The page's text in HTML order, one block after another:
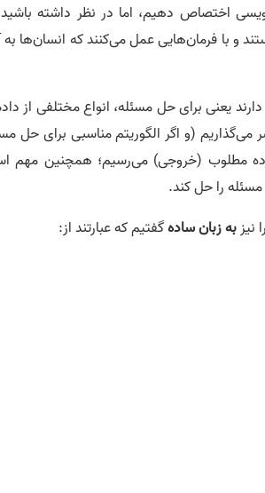
اختصاص دهیم، اما در نظر داشته
و با فرمان‌هایی عمل می‌کنند که انسان‌ها به
یعنی برای حل مسئله، انواع مختلفی از
(و اگر الگوریتم مناسبی برای حل
مطلوب (خروجی) می‌رسیم؛ همچنین مهم
مسئله را حل کند.
را نیزبه زبان سادهگفتیم که عبارتند از: